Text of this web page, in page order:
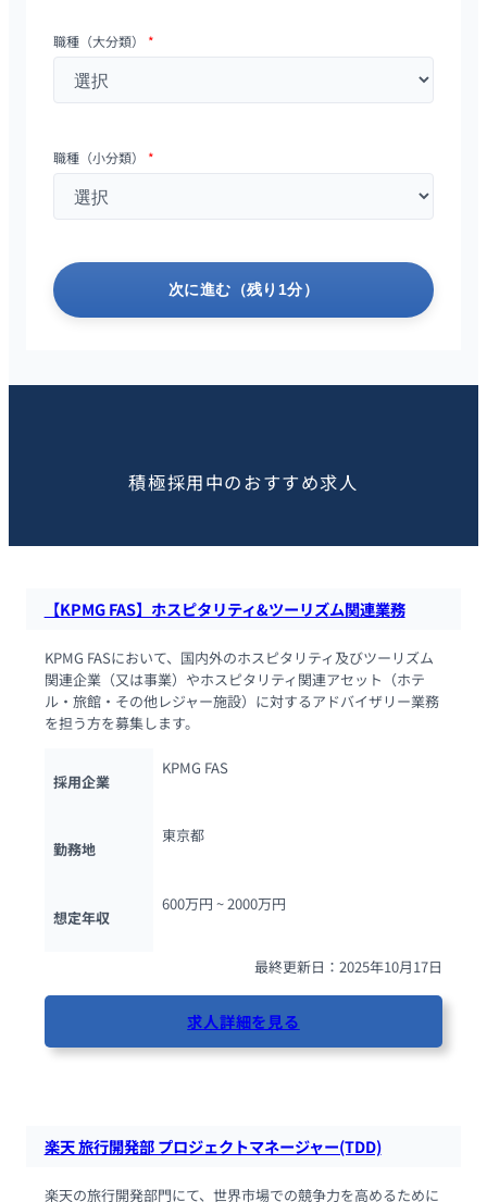
職種（大分類） *
職種（小分類） *
次に進む（残り1分）
積極採用中のおすすめ求人
【KPMG FAS】ホスピタリティ&ツーリズム関連業務
KPMG FASにおいて、国内外のホスピタリティ及びツーリズム
関連企業（又は事業）やホスピタリティ関連アセット（ホテ
ル・旅館・その他レジャー施設）に対するアドバイザリー業務
を担う方を募集します。
採用企業
KPMG FAS
勤務地
東京都
想定年収
600万円 ~ 2000万円
最終更新日：2025年10月17日
求人詳細を見る
楽天 旅行開発部 プロジェクトマネージャー(TDD)
楽天の旅行開発部門にて、世界市場での競争力を高めるために